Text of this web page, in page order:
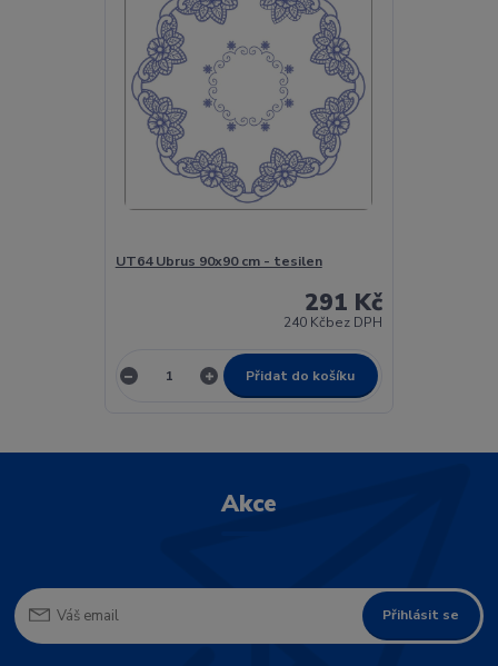
UT64 Ubrus 90x90 cm - tesilen
291 Kč
240 Kčbez DPH
Přidat do košíku
Akce
Přihlásit se